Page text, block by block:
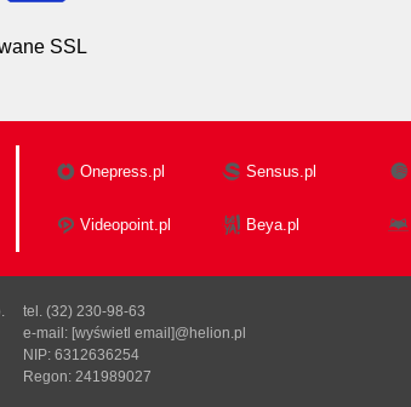
SSL
Onepress.pl Sensus.pl
Videopoint.pl Beya.pl
tel. (32) 230-98-63
e-mail: [wyświetl email]@helion.pl
NIP: 6312636254
Regon: 241989027